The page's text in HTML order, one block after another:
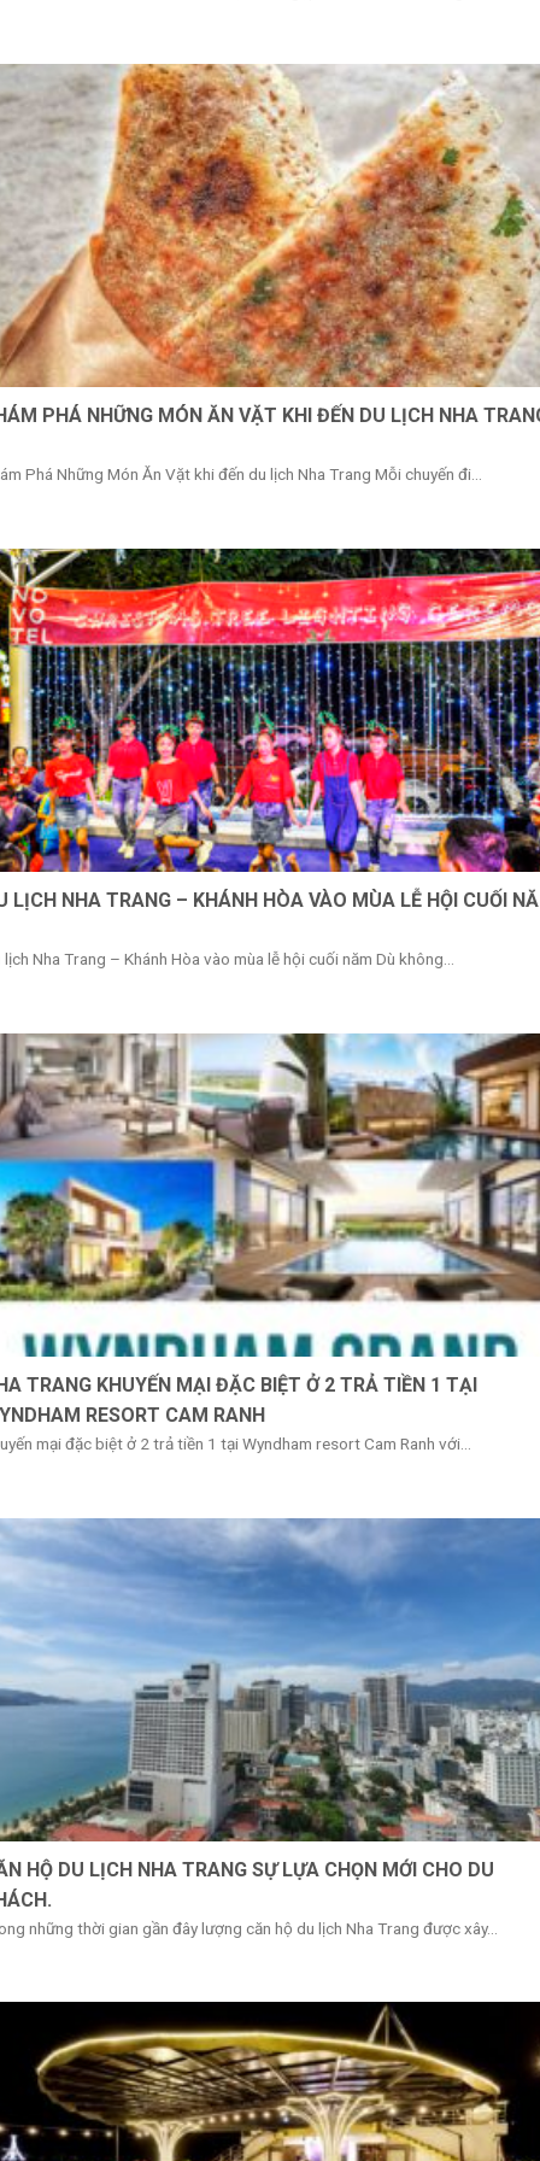
PHÁ NHỮNG MÓN ĂN VẶT KHI ĐẾN DU LỊCH NHA
Phá Những Món Ăn Vặt khi đến du lịch Nha Trang Mỗi chuyến đi...
LỊCH NHA TRANG – KHÁNH HÒA VÀO MÙA LỄ HỘI CUỐI
lịch Nha Trang – Khánh Hòa vào mùa lễ hội cuối năm Dù không...
TRANG KHUYẾN MẠI ĐẶC BIỆT Ở 2 TRẢ TIỀN 1 TẠI
RESORT CAM RANH
mại đặc biệt ở 2 trả tiền 1 tại Wyndham resort Cam Ranh với...
HỘ DU LỊCH NHA TRANG SỰ LỰA CHỌN MỚI CHO DU
những thời gian gần đây lượng căn hộ du lịch Nha Trang được xây...